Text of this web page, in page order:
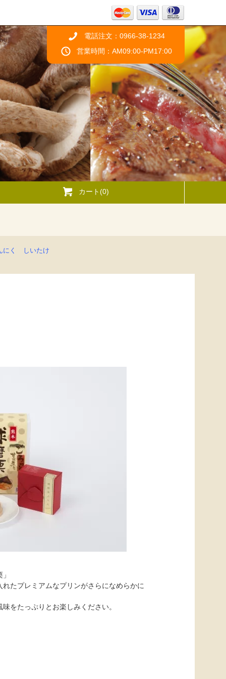
電話注文：0966-38-1234
営業時間：AM09:00-PM17:00
カート(0)
にく しいたけ
たプレミアムなプリンがさらになめらかに
をたっぷりとお楽しみください。